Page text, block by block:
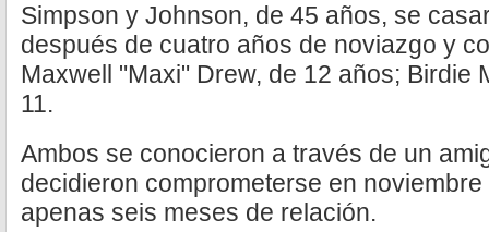
Simpson y Johnson, de 45 años, se
después de cuatro años de noviazgo y
Maxwell "Maxi" Drew, de 12 años; Birdie
11.
Ambos se conocieron a través de un
decidieron comprometerse en
apenas seis meses de relación.